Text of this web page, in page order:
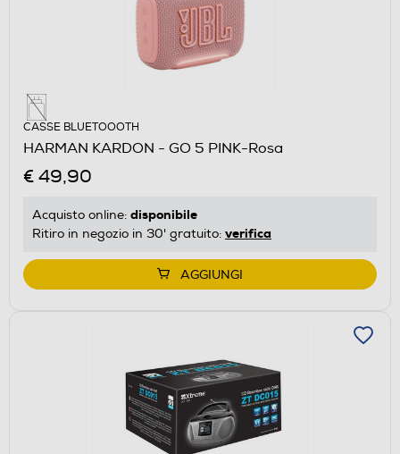
CASSE BLUETOOOTH
HARMAN KARDON - GO 5 PINK-Rosa
€ 49,90
Acquisto online: disponibile
Ritiro in negozio in 30' gratuito: verifica
AGGIUNGI